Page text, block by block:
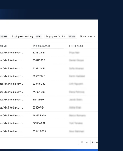
Currency, Initial
percent, and more.